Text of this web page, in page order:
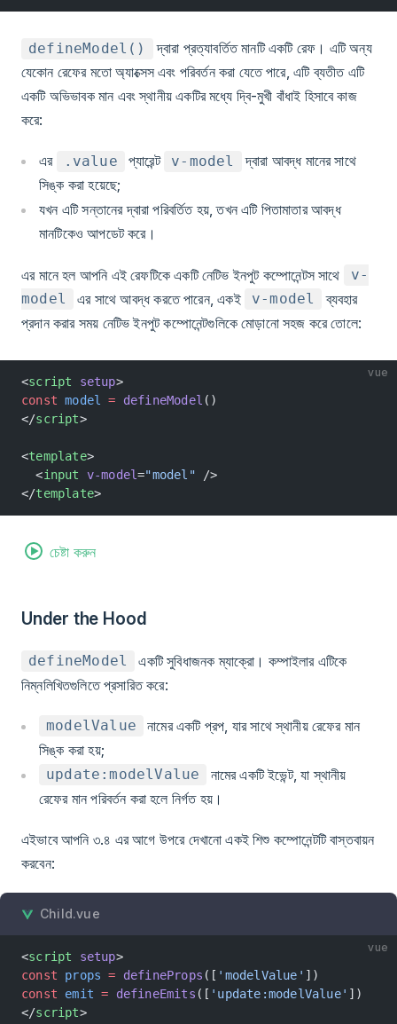
defineModel()
দ্বারা প্রত্যাবর্তিত মানটি একটি রেফ। এটি অন্য
যেকোন রেফের মতো অ্যাক্সেস এবং পরিবর্তন করা যেতে পারে, এটি ব্যতীত এটি
একটি অভিভাবক মান এবং স্থানীয় একটির মধ্যে দ্বি-মুখী বাঁধাই হিসাবে কাজ
করে:
এর .value প্যারেন্ট v-model
দ্বারা আবদ্ধ মানের সাথে
সিঙ্ক করা হয়েছে;
যখন এটি সন্তানের দ্বারা পরিবর্তিত হয়, তখন এটি পিতামাতার আবদ্ধ
মানটিকেও আপডেট করে।
এর মানে হল আপনি এই রেফটিকে একটি নেটিভ ইনপুট কম্পোনেন্টস সাথে
v-
model
এর সাথে আবদ্ধ করতে পারেন, একই v-model
ব্যবহার
প্রদান করার সময় নেটিভ ইনপুট কম্পোনেন্টগুলিকে মোড়ানো সহজ করে তোলে:
vue
<script setup>
const model = defineModel ()
</script>
<template>
  <
input v-model="model" />
</template>
চেষ্টা করুন
Under the Hood
defineModel
একটি সুবিধাজনক ম্যাক্রো। কম্পাইলার এটিকে
নিম্নলিখিতগুলিতে প্রসারিত করে:
modelValue
নামের একটি প্রপ, যার সাথে স্থানীয় রেফের মান
সিঙ্ক করা হয়;
update:modelValue
নামের একটি ইভেন্ট, যা স্থানীয়
রেফের মান পরিবর্তন করা হলে নির্গত হয়।
এইভাবে আপনি ৩.৪ এর আগে উপরে দেখানো একই শিশু কম্পোনেন্টটি বাস্তবায়ন
করবেন:
Child.vue
vue
<script setup>
const props = defineProps ([ 'modelValue' ])
const emit = defineEmits ([ 'update:modelValue' ])
</script>